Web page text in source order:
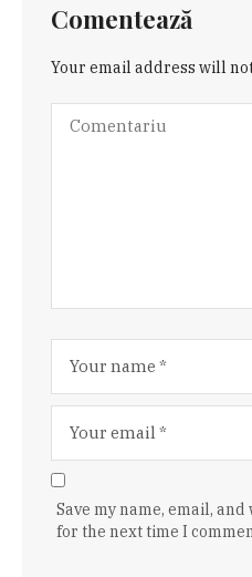
Comentează
Your email address will
Save my name, email,
for the next time I